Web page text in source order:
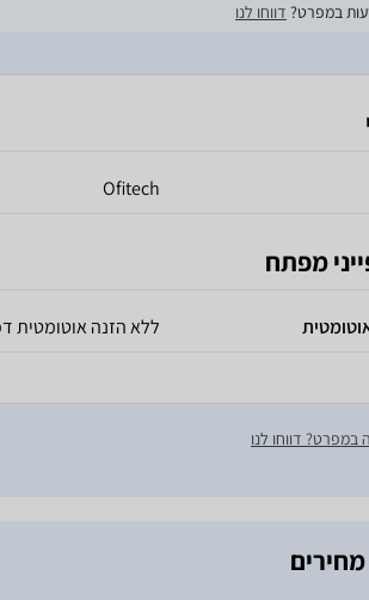
במפרט? דווחו לנו
Ofitech
מפתח
ללא הזנה אוטומטית
דווחו לנו